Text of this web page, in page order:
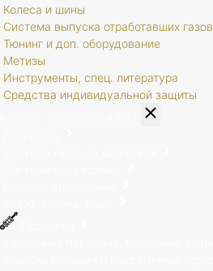
Колеса и шины
Система выпуска отработавших газов
Тюнинг и доп. оборудование
Метизы
Инструменты, спец. литература
Средства индивидуальной защиты